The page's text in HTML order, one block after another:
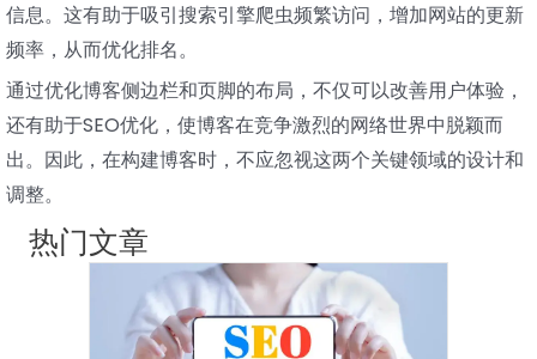
信息。这有助于吸引搜索引擎爬虫频繁访问，增加网站的更新
频率，从而优化排名。
通过优化博客侧边栏和页脚的布局，不仅可以改善用户体验，
还有助于SEO优化，使博客在竞争激烈的网络世界中脱颖而
出。因此，在构建博客时，不应忽视这两个关键领域的设计和
调整。
热门文章